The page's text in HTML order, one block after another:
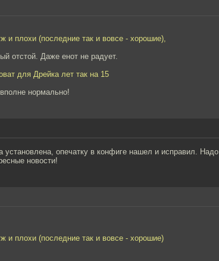
и плохи (последние так и вовсе - хорошие),
отстой. Даже енот не радует.
для Дрейка лет так на 15
нормально!
установлена, опечатку в конфиге нашел и исправил.
новости!
и плохи (последние так и вовсе - хорошие)